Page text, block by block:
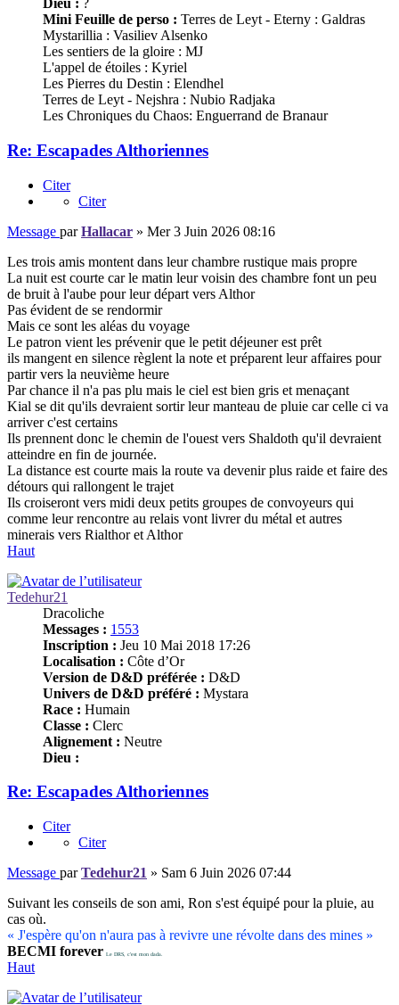
Dieu : ?
Mini Feuille de perso : Terres de Leyt - Eterny : Galdras
Mystarillia : Vasiliev Alsenko
Les sentiers de la gloire : MJ
L'appel de étoiles : Kyriel
Les Pierres du Destin : Elendhel
Terres de Leyt - Nejshra : Nubio Radjaka
Les Chroniques du Chaos: Enguerrand de Branaur
Re: Escapades Althoriennes
Citer
Citer
Message parHallacar » Mer 3 Juin 2026 08:16
Les trois amis montent dans leur chambre rustique mais propre
La nuit est courte car le matin leur voisin des chambre font un peu
de bruit à l'aube pour leur départ vers Althor
Pas évident de se rendormir
Mais ce sont les aléas du voyage
Le patron vient les prévenir que le petit déjeuner est prêt
ils mangent en silence règlent la note et préparent leur affaires pour
partir vers la neuvième heure
Par chance il n'a pas plu mais le ciel est bien gris et menaçant
Kial se dit qu'ils devraient sortir leur manteau de pluie car celle ci va
arriver c'est certains
Ils prennent donc le chemin de l'ouest vers Shaldoth qu'il devraient
atteindre en fin de journée.
La distance est courte mais la route va devenir plus raide et faire des
détours qui rallongent le trajet
Ils croiseront vers midi deux petits groupes de convoyeurs qui
comme leur rencontre au relais vont livrer du métal et autres
minerais vers Rialthor et Althor
Haut
Tedehur21
Dracoliche
Messages : 1553
Inscription : Jeu 10 Mai 2018 17:26
Localisation : Côte d’Or
Version de D&D préférée : D&D
Univers de D&D préféré : Mystara
Race : Humain
Classe : Clerc
Alignement : Neutre
Dieu :
Re: Escapades Althoriennes
Citer
Citer
Message parTedehur21 » Sam 6 Juin 2026 07:44
Suivant les conseils de son ami, Ron s'est équipé pour la pluie, au
cas où.
« J'espère qu'on n'aura pas à revivre une révolte dans des mines »
BECMI forever
Le DRS, c'est mon dada.
Haut